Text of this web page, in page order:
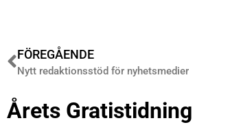
FÖREGÅENDE
Nytt redaktionsstöd för nyhetsmedier
Årets Gratistidning